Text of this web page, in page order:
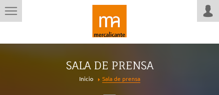
SALA DE PRENSA
Inicio Sala de prensa